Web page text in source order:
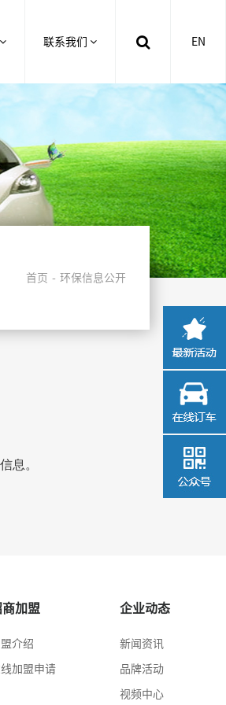
联系我们 EN
首页 环保信息公开
息。
商加盟
介绍
加盟申请
企业动态
新闻资讯
品牌活动
视频中心